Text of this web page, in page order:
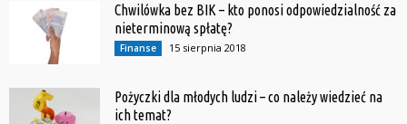
Chwilówka bez BIK – kto ponosi odpowiedzialność za
nieterminową spłatę?
Finanse 15 sierpnia 2018
Pożyczki dla młodych ludzi – co należy wiedzieć na
ich temat?